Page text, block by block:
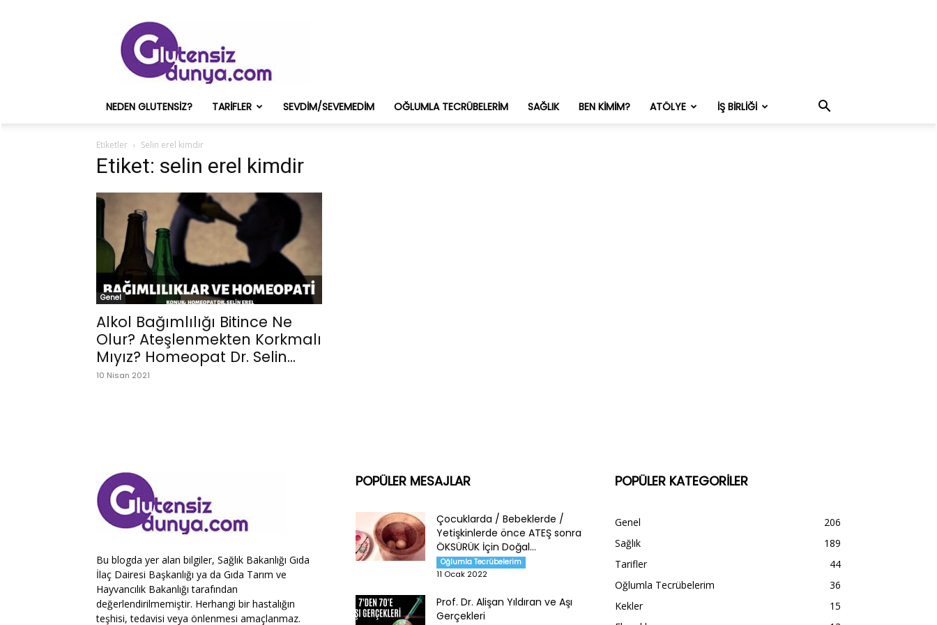
ve
Onun
Sağlık
Deneyimleri
NEDEN GLUTENSIZ? TARIFLER SEVDIM/SEVEMEDIM OĞLUMLA TECRÜBELERIM SAĞLIK BEN KIMIM? ATÖLYE İŞ BIRLIĞI
Etiketler Selin erel kimdir
Etiket: selin erel kimdir
Genel
Alkol Bağımlılığı Bitince Ne
Olur? Ateşlenmekten Korkmalı
Mıyız? Homeopat Dr. Selin...
10 Nisan 2021
Bu blogda yer alan bilgiler, Sağlık Bakanlığı Gıda
İlaç Dairesi Başkanlığı ya da Gıda Tarım ve
Hayvancılık Bakanlığı tarafından
değerlendirilmemiştir. Herhangi bir hastalığın
teşhisi, tedavisi veya önlenmesi amaçlanmaz.
POPÜLER MESAJLAR
Çocuklarda / Bebeklerde /
Yetişkinlerde önce ATEŞ sonra
ÖKSÜRÜK İçin Doğal...
Oğlumla Tecrübelerim
11 Ocak 2022
Prof. Dr. Alişan Yıldıran ve Aşı
Gerçekleri
POPÜLER KATEGORİLER
Genel
206
Sağlık
189
Tarifler
44
Oğlumla Tecrübelerim
36
Kekler
15